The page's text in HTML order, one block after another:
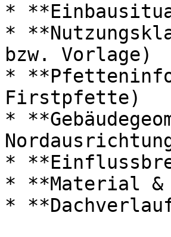
*
*
bzw. Vorlage)
*
Firstpfette)
*
*
* **Material &
*